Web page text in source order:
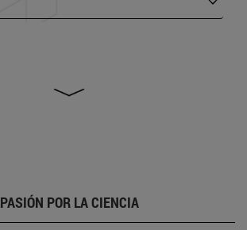
PASIÓN POR LA CIENCIA